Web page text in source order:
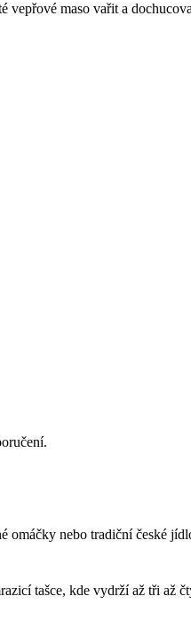
vepřové maso vařit a
omáčky nebo tradiční české
tašce, kde vydrží až tři až